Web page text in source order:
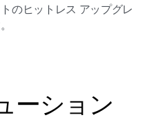
のヒットレス アップグレ
ーション